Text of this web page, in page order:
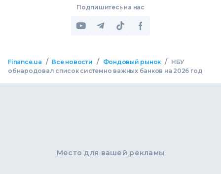
Подпишитесь на нас
Finance.ua / Все новости / Фондовый рынок /
НБУ
обнародовал список системно важных банков на 2026 год
Место для вашей рекламы